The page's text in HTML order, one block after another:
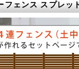
フェンス スプレ